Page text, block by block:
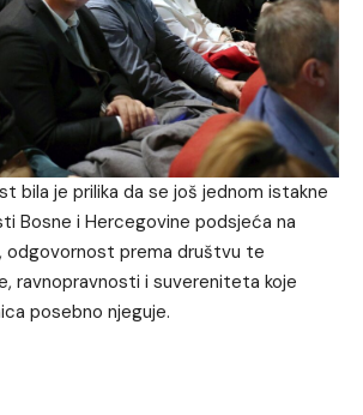
bila je prilika da se još jednom istakne
Bosne i Hercegovine podsjeća na
odgovornost prema društvu te
ravnopravnosti i suvereniteta koje
posebno njeguje.